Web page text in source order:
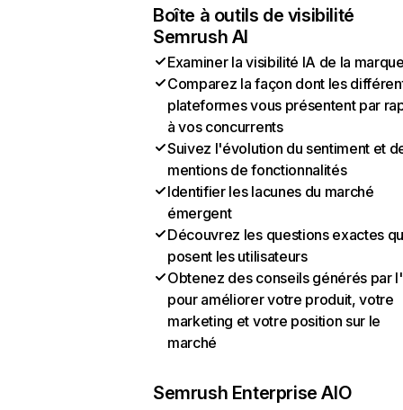
Boîte à outils de visibilité
Semrush AI
Examiner la visibilité IA de la
Comparez la façon dont les
plateformes vous présentent par
à vos concurrents
Suivez l'évolution du sentiment et
mentions de fonctionnalités
Identifier les lacunes du marché
émergent
Découvrez les questions exactes
posent les utilisateurs
Obtenez des conseils générés par
pour améliorer votre produit, votre
marketing et votre position sur le
marché
Semrush Enterprise AIO